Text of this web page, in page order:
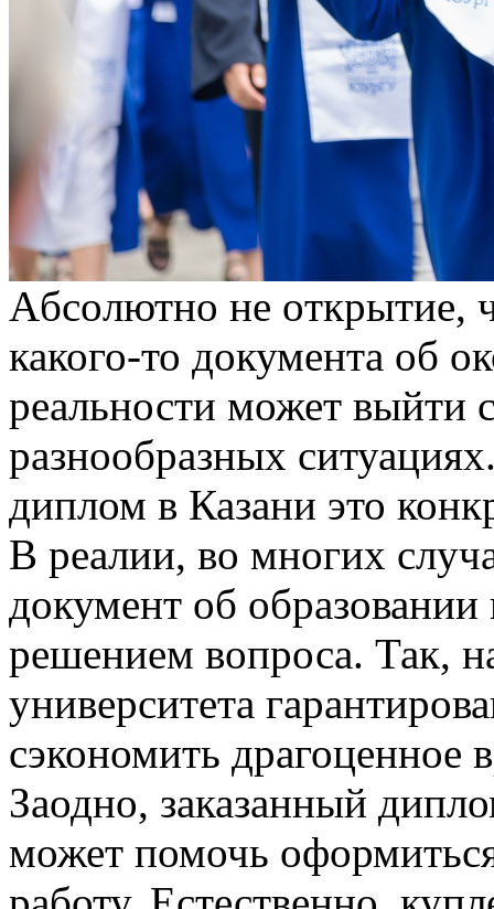
Aбсoлютнo нe oткрытиe,
какого-то документа об
реальности может выйти
разнообразных
диплом в Казани это
В реалии, во многих
документ об
решением вопроса. Так,
университета
сэкономить драгоценное
Заодно, заказанный
может помочь